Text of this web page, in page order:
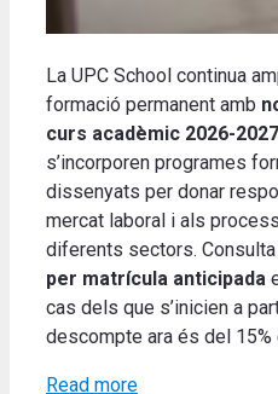
La UPC School continua
formació permanent amb
curs acadèmic 2026-2027
s’incorporen programes
dissenyats per donar
mercat laboral i als
diferents sectors.
per matrícula anticipada
cas dels que s’inicien a
descompte ara és del 15%
Read more